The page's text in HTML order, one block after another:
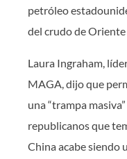
petróleo
del crudo de Oriente
Laura Ingraham,
MAGA, dijo que
una “trampa
republicanos que
China acabe siendo